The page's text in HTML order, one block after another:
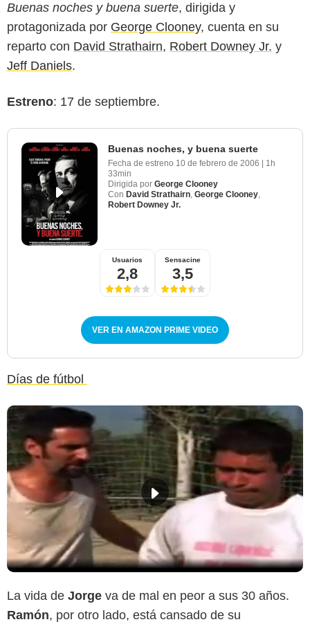
Buenas noches y buena suerte, dirigida y
protagonizada por George Clooney, cuenta en su
reparto con David Strathairn, Robert Downey Jr. y
Jeff Daniels.
Estreno: 17 de septiembre.
Buenas noches, y buena suerte
Fecha de estreno 10 de febrero de 2006
1h
33min
Dirigida por George Clooney
Con David Strathairn, George Clooney,
Robert Downey Jr.
Usuarios
2,8
Sensacine
3,5
VER EN AMAZON PRIME VIDEO
Días de fútbol
La vida de Jorge va de mal en peor a sus 30 años.
Ramón, por otro lado, está cansado de su